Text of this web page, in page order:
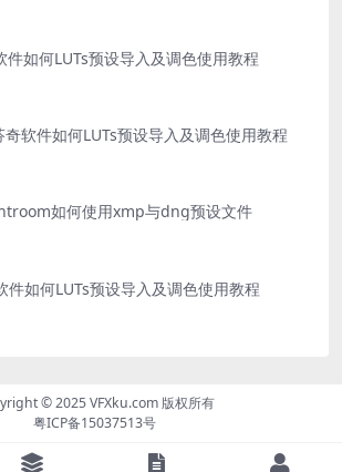
件如何LUTs预设导入及调色使用教程
奇软件如何LUTs预设导入及调色使用教程
如何使用xmp与dng预设文件
件如何LUTs预设导入及调色使用教程
© 2025VFXku.com版权所有
粤ICP备15037513号